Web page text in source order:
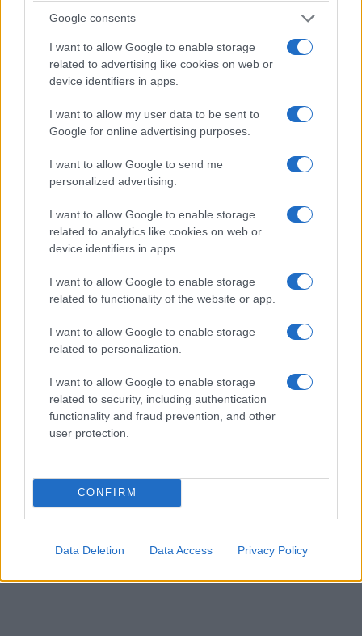
Google consents
I want to allow Google to enable storage
related to advertising like cookies on web or
device identifiers in apps.
I want to allow my user data to be sent to
Google for online advertising purposes.
I want to allow Google to send me
personalized advertising.
I want to allow Google to enable storage
related to analytics like cookies on web or
device identifiers in apps.
I want to allow Google to enable storage
related to functionality of the website or app.
I want to allow Google to enable storage
related to personalization.
I want to allow Google to enable storage
related to security, including authentication
functionality and fraud prevention, and other
user protection.
CONFIRM
Data Deletion Data Access Privacy Policy